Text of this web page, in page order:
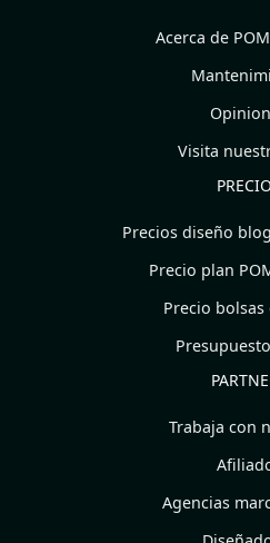
Acerca de
Visita
Precios diseño
Precio plan
Precio bolsas
Trabaja con
Agencias